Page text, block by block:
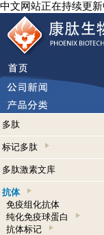
中文网站正在持续更
多肽
标记多肽
多肽激素文库
抗体
免疫组化抗体
纯化免疫球蛋白
抗体标记